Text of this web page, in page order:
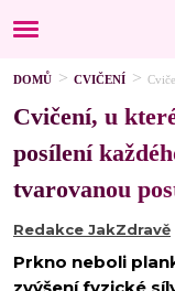
DOMŮ CVIČENÍ
Cvičení, u
posílení
tvarovanou
Redakce JakZdravě
Prkno neboli